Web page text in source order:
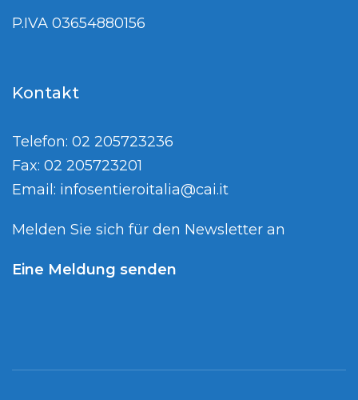
P.IVA 03654880156
Kontakt
Telefon: 02 205723236
Fax: 02 205723201
Email: infosentieroitalia@cai.it
Melden Sie sich für den Newsletter an
Eine Meldung senden